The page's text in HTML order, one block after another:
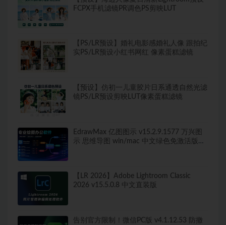
FCPX手机滤镜PR调色PS剪映LUT
【PS/LR预设】婚礼电影感婚礼人像 跟拍纪
实PS/LR预设小红书网红 像素蛋糕滤镜
【预设】仿初一儿童胶片日系通透自然光滤
镜PS/LR预设剪映LUT像素蛋糕滤镜
EdrawMax 亿图图示 v15.2.9.1577 万兴图
示 思维导图 win/mac 中文绿色免激活版
【LR 2026】Adobe Lightroom Classic
2026 v15.5.0.8 中文直装版
告别官方限制！微信PC版 v4.1.12.53 防撤